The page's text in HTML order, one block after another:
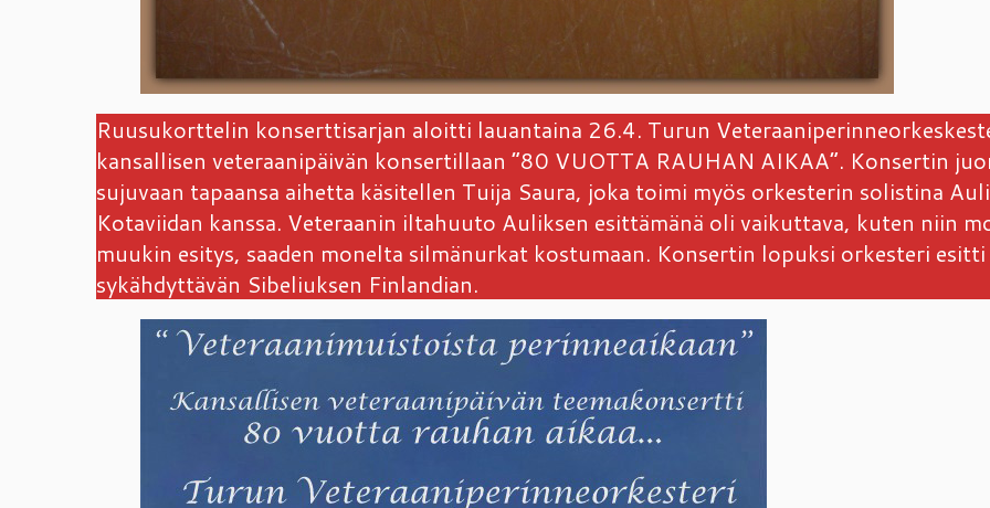
Ruusukorttelin konserttisarjan aloitti lauantaina 26.4. Turun
kansallisen veteraanipäivän konsertillaan ”80 VUOTTA RAUHAN AIKAA”. Konsertin
sujuvaan tapaansa aihetta käsitellen Tuija Saura, joka toimi myös orkesterin solistina
Kotaviidan kanssa. Veteraanin iltahuuto Auliksen esittämänä oli vaikuttava, kuten niin
muukin esitys, saaden monelta silmänurkat kostumaan. Konsertin lopuksi orkesteri esitti
sykähdyttävän Sibeliuksen Finlandian.